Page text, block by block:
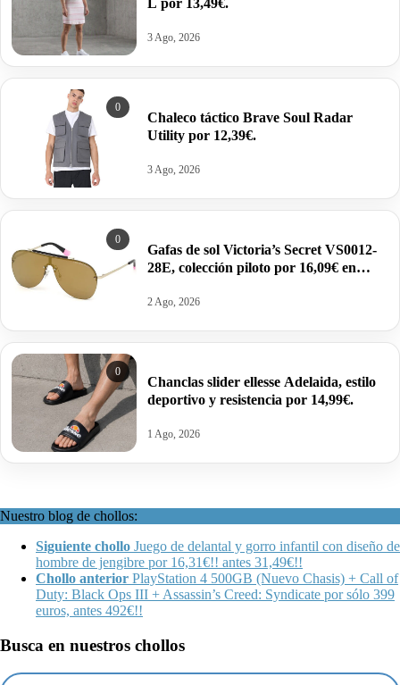
3 Ago, 2026
0
Chaleco táctico Brave Soul Radar
Utility por 12,39€.
3 Ago, 2026
0
Gafas de sol Victoria’s Secret VS0012-
28E, colección piloto por 16,09€ en
2 Ago, 2026
0
Chanclas slider ellesse Adelaida, estilo
deportivo y resistencia por 14,99€.
1 Ago, 2026
Nuestro blog de chollos:
Siguiente chollo Juego de delantal y gorro infantil con diseño de
hombre de jengibre por 16,31€!! antes 31,49€!!
Chollo anterior PlayStation 4 500GB (Nuevo Chasis) + Call of
Duty: Black Ops III + Assassin’s Creed: Syndicate por sólo 399
euros, antes 492€!!
Busca en nuestros chollos